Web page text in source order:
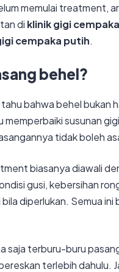
memulai treatment,
di klinik gigi
cempaka putih.
behel?
bahwa behel
susunan
tidak boleh
biasanya diawali
gusi, kebersihan
diperlukan. Semua
saja terburu-buru
terlebih dahulu.